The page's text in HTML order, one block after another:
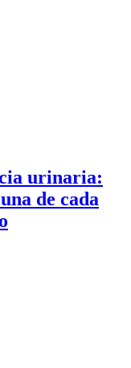
urinaria:
de cada